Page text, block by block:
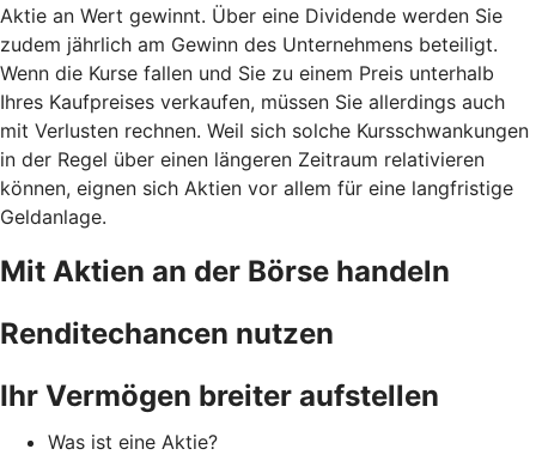
Aktie an Wert gewinnt. Über eine Dividende werden Sie
zudem jährlich am Gewinn des Unternehmens beteiligt.
Wenn die Kurse fallen und Sie zu einem Preis unterhalb
Ihres Kaufpreises verkaufen, müssen Sie allerdings auch
mit Verlusten rechnen. Weil sich solche Kursschwankungen
in der Regel über einen längeren Zeitraum relativieren
können, eignen sich Aktien vor allem für eine langfristige
Geldanlage.
Mit Aktien an der Börse handeln
Renditechancen nutzen
Ihr Vermögen breiter aufstellen
Was ist eine Aktie?